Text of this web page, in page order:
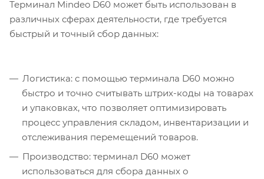
Терминал Mindeo D60 может быть использован в
различных сферах деятельности, где требуется
быстрый и точный сбор данных:
Логистика: с помощью терминала D60 можно
быстро и точно считывать штрих-коды на товарах
и упаковках, что позволяет оптимизировать
процесс управления складом, инвентаризации и
отслеживания перемещений товаров.
Производство: терминал D60 может
использоваться для сбора данных о